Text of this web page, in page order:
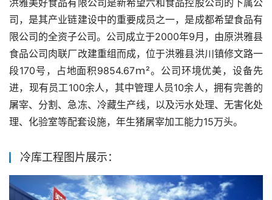
洪雅美好食品有限公司是新希望六和食品控股公司的下属公
司，是其产业链建设中的重要成员之一，是成都希望食品有
限公司的全资子公司。公司成立于2000年9月，由原洪雅县
食品公司肉联厂改建重组而成，位于洪雅县洪川镇修文路一
段170号，占地面积9854.67ｍ²。公司环境优美，设备先
进，现有员工100余人，其中管理人员10余人，拥有完善的
屠宰、分割、急冻、冷藏生产线，以及污水处理、无害化处
理、化验室等配套设施，年生猪屠宰加工能力15万头。
冷库工程图片展示：